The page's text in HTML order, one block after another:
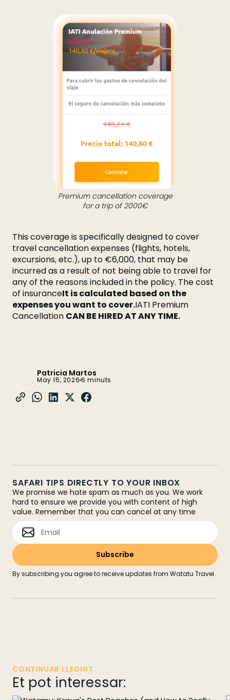
Premium cancellation coverage
for a trip of 2000€
This coverage is specifically designed to cover
travel cancellation expenses (flights, hotels,
excursions, etc.), up to €6,000, that may be
incurred as a result of not being able to travel for
any of the reasons included in the policy. The cost
of insuranceIt is calculated based on the
expenses you want to cover.IATI Premium
Cancellation CAN BE HIRED AT ANY TIME.
Patricia Martos
May 15, 20266 minuts
SAFARI TIPS DIRECTLY TO YOUR INBOX
We promise we hate spam as much as you. We work
hard to ensure we provide you with content of high
value. Remember that you can cancel at any time
By subscribing you agree to receive updates from Watatu Travel
CONTINUAR LLEGINT
Et pot interessar: